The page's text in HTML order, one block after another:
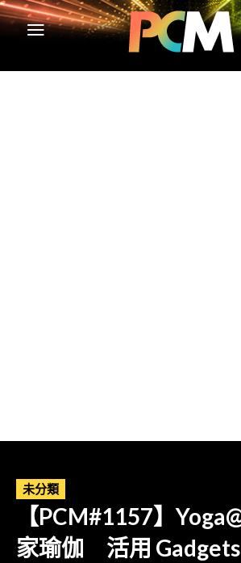
未分類
【PCM#1157】
家瑜伽 活用